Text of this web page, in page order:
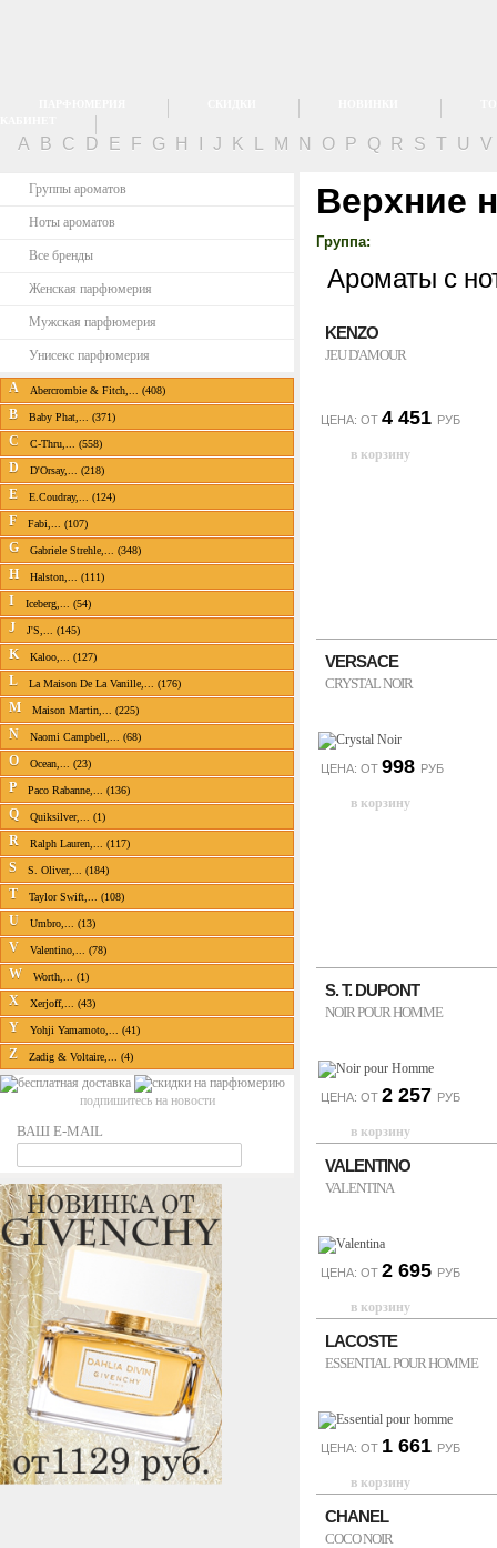
A B C D E F G H J K M N O P Q R S T U V
Группы ароматов
Ноты ароматов
Все бренды
Женская парфюмерия
Мужская парфюмерия
Унисекс парфюмерия
A Abercrombie & Fitch,... (408)
B Baby Phat,... (371)
C C-Thru,... (558)
D D'Orsay,... (218)
E E.Coudray,... (124)
F Fabi,... (107)
G Gabriele Strehle,... (348)
H Halston,... (111)
I Iceberg,... (54)
J J'S,... (145)
K Kaloo,... (127)
L La Maison De La Vanille,... (176)
M Maison Martin,... (225)
N Naomi Campbell,... (68)
O Ocean,... (23)
P Paco Rabanne,... (136)
Q Quiksilver,... (1)
R Ralph Lauren,... (117)
S S. Oliver,... (184)
T Taylor Swift,... (108)
U Umbro,... (13)
V Valentino,... (78)
W Worth,... (1)
X Xerjoff,... (43)
Y Yohji Yamamoto,... (41)
Z Zadig & Voltaire,... (4)
подпишитесь на новости
ВАШ E-MAIL
Верхние
Группа:
Ароматы с
KENZO
JEU D'AMOUR
ЦЕНА: ОТ 4 451 РУБ
VERSACE
CRYSTAL NOIR
ЦЕНА: ОТ 998 РУБ
S. T. DUPONT
NOIR POUR HOMME
ЦЕНА: ОТ 2 257 РУБ
VALENTINO
VALENTINA
ЦЕНА: ОТ 2 695 РУБ
LACOSTE
ESSENTIAL POUR HOMME
ЦЕНА: ОТ 1 661 РУБ
CHANEL
COCO NOIR